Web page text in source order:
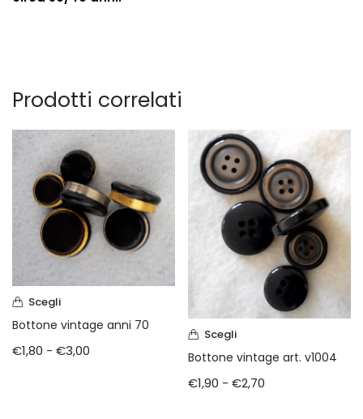
Prodotti correlati
Scegli
Bottone vintage anni 70
€1,80 - €3,00
Scegli
Bottone vintage art. v1004
€1,90 - €2,70